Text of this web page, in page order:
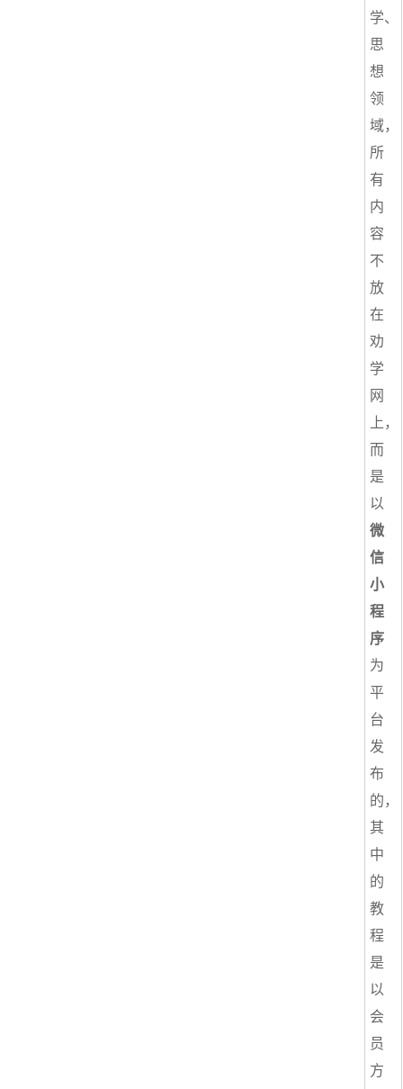
学、
思
想
领
域，
所
有
内
容
不
放
在
劝
学
网
上，
而
是
以
微
信
小
程
序
为
平
台
发
布
的，
其
中
的
教
程
是
以
会
员
方